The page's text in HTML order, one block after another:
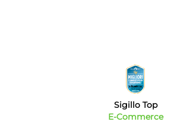
Sigillo Top
E-Commerce